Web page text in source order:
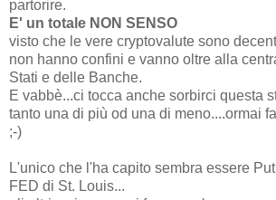
partorire.
E' un totale NON SENSO
visto che le vere cryptovalute sono
non hanno confini e vanno oltre alla
Stati e delle Banche.
E vabbè...ci tocca anche sorbirci questa
tanto una di più od una di meno....ormai
;-)
L'unico che l'ha capito sembra essere
FED di St. Louis...